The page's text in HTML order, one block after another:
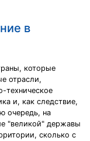
в
которые
отрасли,
техническое
и, как следствие,
очередь, на
"великой" державы
сколько с